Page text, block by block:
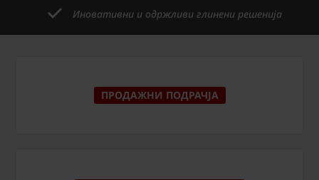
Иновативни и одржливи глинени решенија
ПРОДАЖНИ ПОДРАЧЈА